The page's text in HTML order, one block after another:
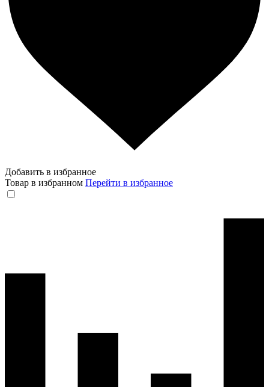
Добавить в избранное
Товар в избранном Перейти в избранное